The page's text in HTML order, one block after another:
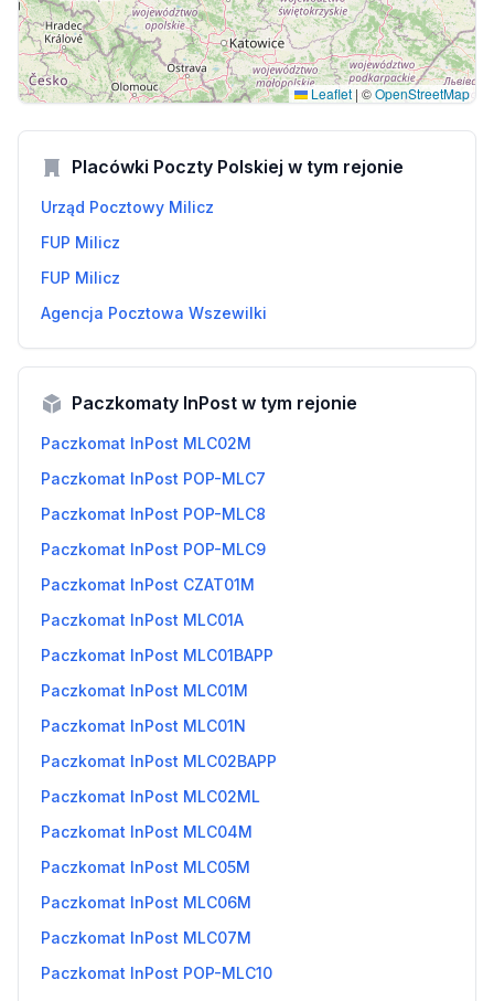
Leaflet | ©OpenStreetMap
Placówki Poczty Polskiej w tym rejonie
Urząd Pocztowy Milicz
FUP Milicz
FUP Milicz
Agencja Pocztowa Wszewilki
Paczkomaty InPost w tym rejonie
Paczkomat InPost MLC02M
Paczkomat InPost POP-MLC7
Paczkomat InPost POP-MLC8
Paczkomat InPost POP-MLC9
Paczkomat InPost CZAT01M
Paczkomat InPost MLC01A
Paczkomat InPost MLC01BAPP
Paczkomat InPost MLC01M
Paczkomat InPost MLC01N
Paczkomat InPost MLC02BAPP
Paczkomat InPost MLC02ML
Paczkomat InPost MLC04M
Paczkomat InPost MLC05M
Paczkomat InPost MLC06M
Paczkomat InPost MLC07M
Paczkomat InPost POP-MLC10